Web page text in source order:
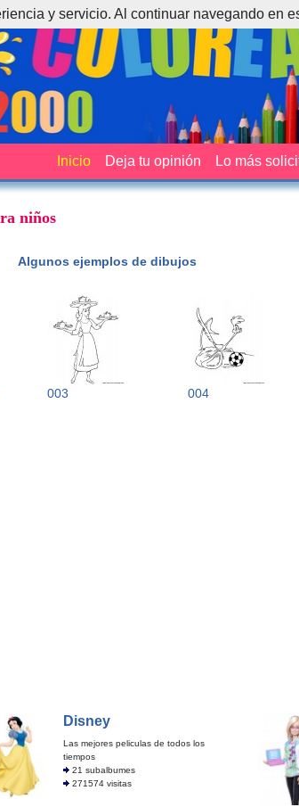
Inicio Deja tu opinión Lo más
niños
Algunos ejemplos de dibujos
003 004
Disney
Las mejores peliculas de todos los
tiempos
21 subalbumes
271574 visitas
y servicio. Al continuar navegando en